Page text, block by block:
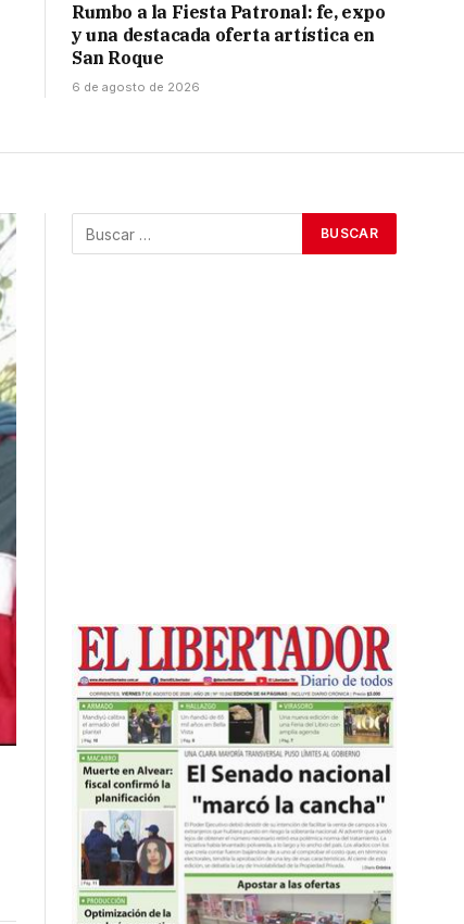
Rumbo a la Fiesta Patronal: fe, expo
y una destacada oferta artística en
San Roque
6 de agosto de 2026